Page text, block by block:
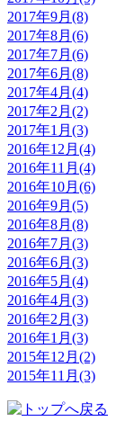
2017年9月(8)
2017年8月(6)
2017年7月(6)
2017年6月(8)
2017年4月(4)
2017年2月(2)
2017年1月(3)
2016年12月(4)
2016年11月(4)
2016年10月(6)
2016年9月(5)
2016年8月(8)
2016年7月(3)
2016年6月(3)
2016年5月(4)
2016年4月(3)
2016年2月(3)
2016年1月(3)
2015年12月(2)
2015年11月(3)